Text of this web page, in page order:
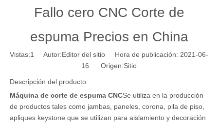
Fallo cero CNC Corte de
espuma Precios en China
Vistas:1
Autor:Editor del sitio Hora de publicación: 2021-06-
16 Origen:Sitio
Descripción del producto
Máquina de corte de espuma CNCSe utiliza en la producción
de productos tales como jambas, paneles, corona, pila de piso,
apliques keystone que se utilizan para aislamiento y decoración